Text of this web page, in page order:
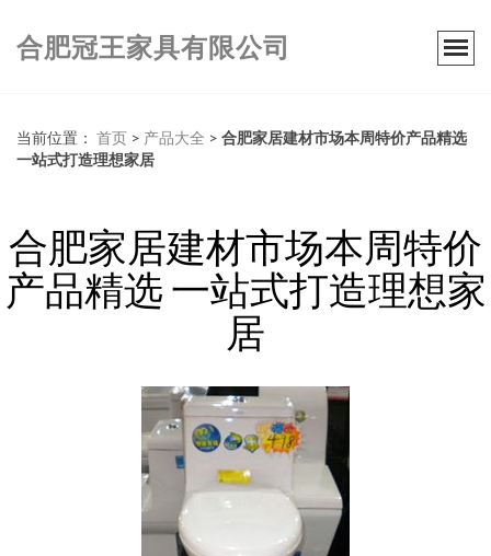
合肥冠王家具有限公司
当前位置： 首页 > 产品大全 > 合肥家居建材市场本周特价产品精选
一站式打造理想家居
合肥家居建材市场本周特价
产品精选 一站式打造理想家
居